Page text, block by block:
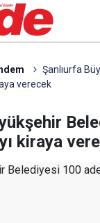
Şanlıurfa
verecek
kiraya